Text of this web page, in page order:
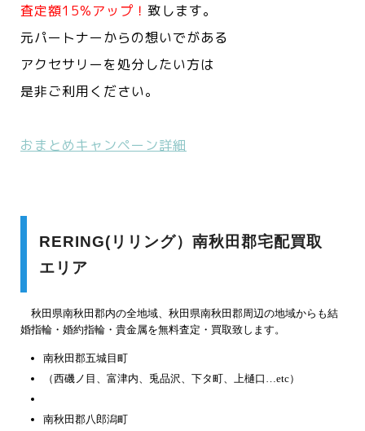
査定額15%アップ！ 致します。
元パートナーからの想いでがある
アクセサリーを処分したい方は
是非ご利用ください。
おまとめキャンペーン詳細
RERING(リリング）南秋田郡宅配買取
エリア
秋田県南秋田郡内の全地域、秋田県南秋田郡周辺の地域からも結
婚指輪・婚約指輪・貴金属を無料査定・買取致します。
南秋田郡五城目町
（西磯ノ目、富津内、兎品沢、下タ町、上樋口…etc）
南秋田郡八郎潟町